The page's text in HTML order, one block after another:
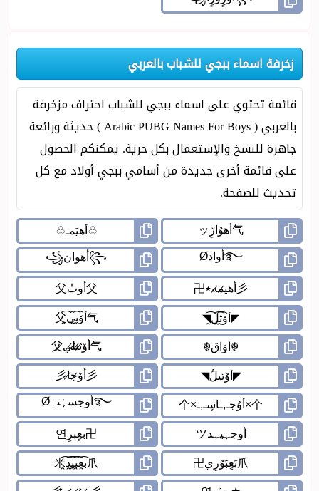
زخرفة اسماء ببجي للشباب بالعربي
قائمة تحتوي على اسماء ببجي للشباب احتراف مزخرفة
بالعربي ( Arabic PUBG Names For Boys ) حديثة ورائعة
جاهزة للنسخ والإستعمال بكل حرية. يمكنكم الحصول
على قائمة أخرى جديدة من أسامي ببجي أولاد مع كل
تحديث للصفحة.